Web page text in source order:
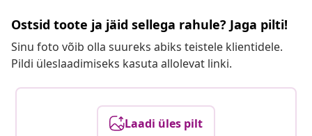
Ostsid toote ja jäid sellega rahule? Jaga pilti!
Sinu foto võib olla suureks abiks teistele klientidele.
Pildi üleslaadimiseks kasuta allolevat linki.
Laadi üles pilt